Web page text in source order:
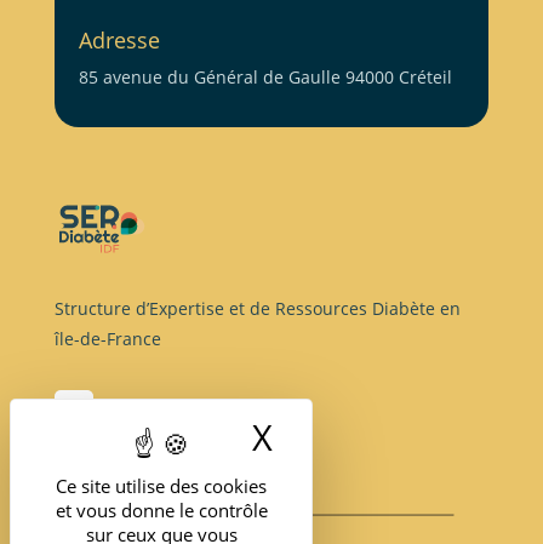
Ce site utilise des cookies
et vous donne le contrôle
sur ceux que vous
X
Adresse
85 avenue du Général de Gaulle 94000 Créteil
Structure d’Expertise et de Ressources Diabète en
île-de-France